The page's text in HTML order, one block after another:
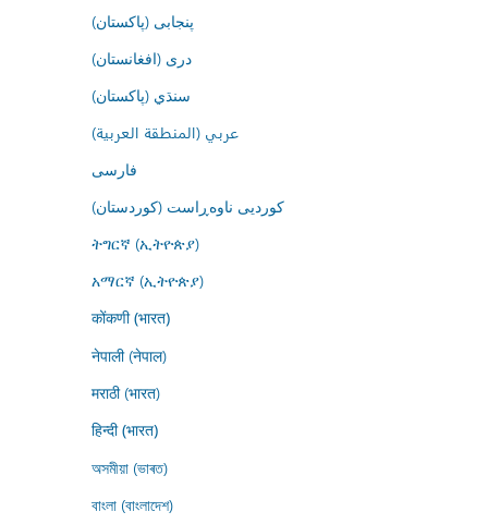
پنجابی (پاکستان)
درى (افغانستان)
سنڌي (پاکستان)
عربي (المنطقة العربية)
فارسى
کوردیی ناوەڕاست (کوردستان)
ትግርኛ (ኢትዮጵያ)
አማርኛ (ኢትዮጵያ)
कोंकणी (भारत)
नेपाली (नेपाल)
मराठी (भारत)
हिन्दी (भारत)
অসমীয়া (ভাৰত)
বাংলা (বাংলাদেশ)